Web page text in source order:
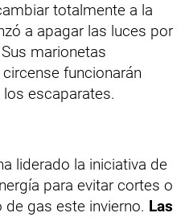
totalmente a la
a apagar las luces por
marionetas
funcionarán
escaparates.
liderado la iniciativa de
para evitar cortes o
gas este invierno. Las